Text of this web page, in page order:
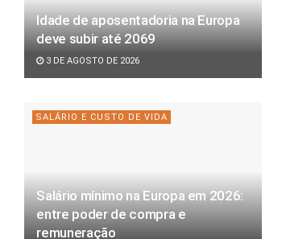
Idade de aposentadoria na Europa
deve subir até 2069
3 DE AGOSTO DE 2026
SALÁRIO E CUSTO DE VIDA
Salário mínimo na Europa em 2026:
entre poder de compra e
remuneração